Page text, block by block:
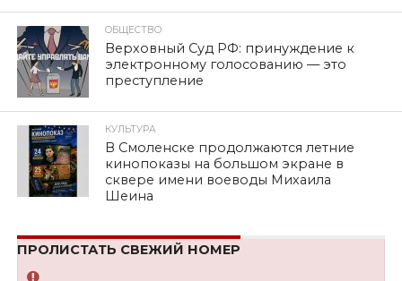
ОБЩЕСТВО
Верховный Суд РФ: принуждение к
электронному голосованию — это
преступление
КУЛЬТУРА
В Смоленске продолжаются летние
кинопоказы на большом экране в
сквере имени воеводы Михаила
Шеина
ПРОЛИСТАТЬ СВЕЖИЙ НОМЕР